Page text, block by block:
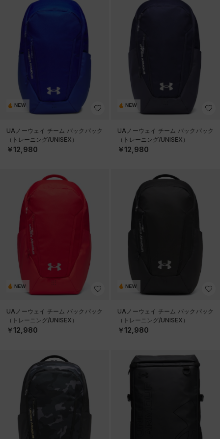
NEW
UAノーウェイ チーム バックパック
（トレーニング/UNISEX）
￥12,980
NEW
UAノーウェイ チーム バックパック
（トレーニング/UNISEX）
￥12,980
NEW
UAノーウェイ チーム バックパック
（トレーニング/UNISEX）
￥12,980
NEW
UAノーウェイ チーム バックパック
（トレーニング/UNISEX）
￥12,980